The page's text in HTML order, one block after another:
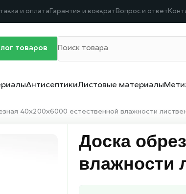
и оплата Гарантия и возврат Вопрос и ответ
товаров
АнтисептикиЛистовые материалы
40х200х6000 естественной влажности
Доска
влажности